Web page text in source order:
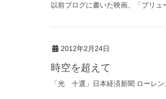
以前ブログに書いた映画、「ブリ
2012年2月24日
時空を超えて
「光 十選」日本経済新聞 ローレ